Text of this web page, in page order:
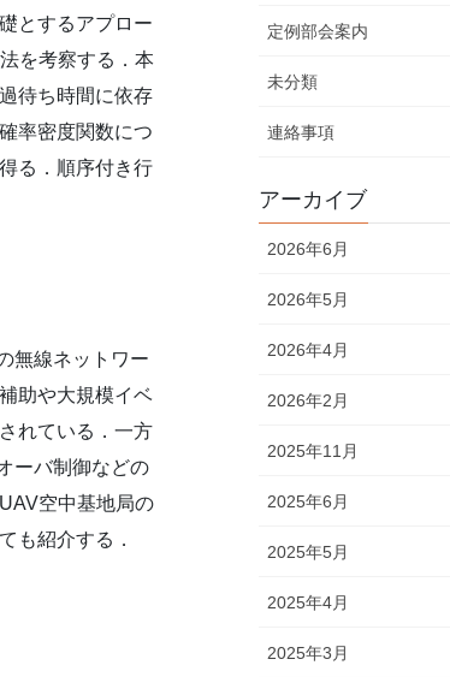
とするアプロー
を考察する．本
待ち時間に依存
率密度関数につ
る．順序付き行
無線ネットワー
助や大規模イベ
れている．一方
ーバ制御などの
空中基地局の
も紹介する．
定例部会案内
未分類
連絡事項
アーカイブ
2026年6月
2026年5月
2026年4月
2026年2月
2025年11月
2025年6月
2025年5月
2025年4月
2025年3月